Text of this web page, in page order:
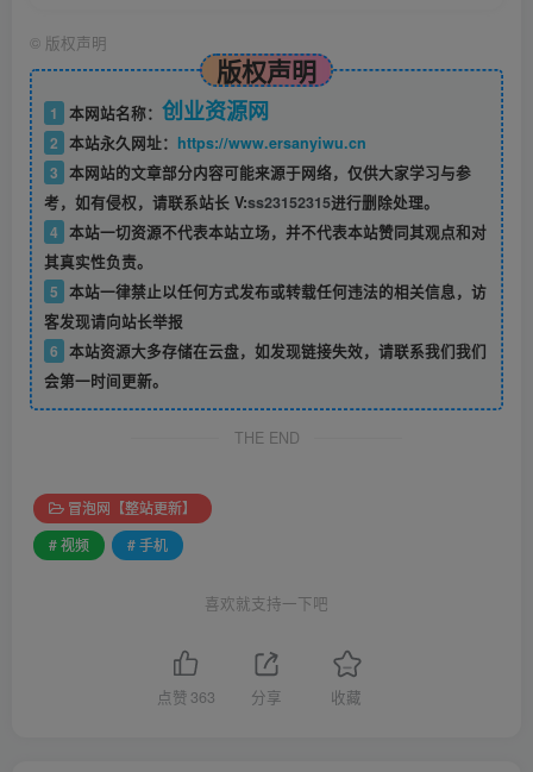
© 版权声明
版权声明
1 本网站名称： 创业资源网
2 本站永久网址： https://www.ersanyiwu.cn
3 本网站的文章部分内容可能来源于网络，仅供大家学习与参
考，如有侵权，请联系站长 V:ss23152315进行删除处理。
4 本站一切资源不代表本站立场，并不代表本站赞同其观点和对
其真实性负责。
5 本站一律禁止以任何方式发布或转载任何违法的相关信息，访
客发现请向站长举报
6 本站资源大多存储在云盘，如发现链接失效，请联系我们我们
会第一时间更新。
THE END
冒泡网【整站更新】
# 视频
# 手机
喜欢就支持一下吧
点赞 363 分享 收藏